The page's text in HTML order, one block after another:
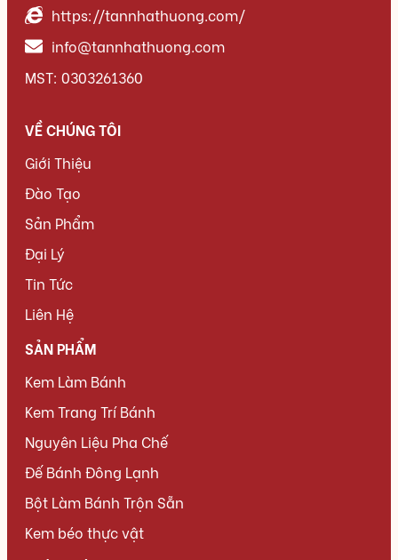
https://tannhathuong.com/
info@tannhathuong.com
MST: 0303261360
VỀ CHÚNG TÔI
Giới Thiệu
Đào Tạo
Sản Phẩm
Đại Lý
Tin Tức
Liên Hệ
SẢN PHẨM
Kem Làm Bánh
Kem Trang Trí Bánh
Nguyên Liệu Pha Chế
Đế Bánh Đông Lạnh
Bột Làm Bánh Trộn Sẵn
Kem béo thực vật